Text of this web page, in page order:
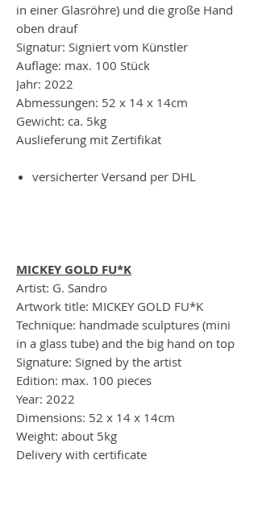
in einer Glasröhre) und die große Hand
oben drauf
Signatur: Signiert vom Künstler
Auflage: max. 100 Stück
Jahr: 2022
Abmessungen: 52 x 14 x 14cm
Gewicht: ca. 5kg
Auslieferung mit Zertifikat
versicherter Versand per DHL
MICKEY GOLD FU*K
Artist: G. Sandro
Artwork title: MICKEY GOLD FU*K
Technique: handmade sculptures (mini
in a glass tube) and the big hand on top
Signature: Signed by the artist
Edition: max. 100 pieces
Year: 2022
Dimensions: 52 x 14 x 14cm
Weight: about 5kg
Delivery with certificate